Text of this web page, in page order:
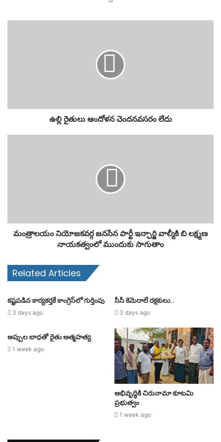
ఉల్లి రైతులు ఆందోళన చెందనవసరం లేదు
మంత్రాలయం నియోజకవర్గ జనసేన పార్టీ ఇన్చార్జి వాల్మీకి బి లక్ష్మణ
నాయకత్వంలో ముందుకు సాగుతాం
Related Articles
కష్టపడిన కార్యకర్తకే కాంగ్రెస్‌లో గుర్తింపు
3 days ago
సీసీ కెమెరాలే రక్షకులు..
3 days ago
అప్పుల బాధతో రైతు ఆత్మహత్య
1 week ago
అభివృద్ధికి చిరునామా కూటమి
ప్రభుత్వం
1 week ago